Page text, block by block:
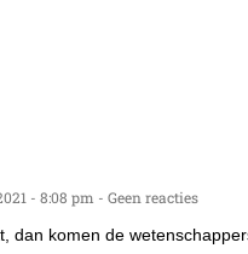
8:08 pm
Geen reacties
dan komen de